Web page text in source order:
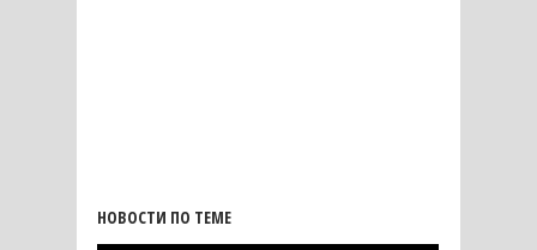
НОВОСТИ ПО ТЕМЕ